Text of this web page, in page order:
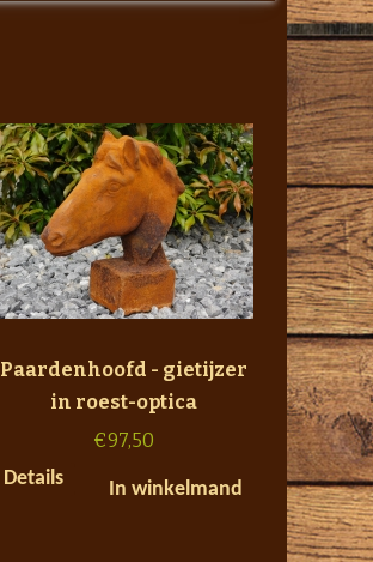
Paardenhoofd - gietijzer
in roest-optica
€97,50
Details
In winkelmand